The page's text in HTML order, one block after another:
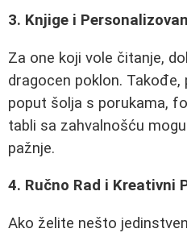
3. Knjige i
Za one koji vole čitanje,
dragocen poklon.
poput šolja s porukama,
tabli sa zahvalnošću
pažnje.
4. Ručno Rad i Kreativni
Ako želite nešto